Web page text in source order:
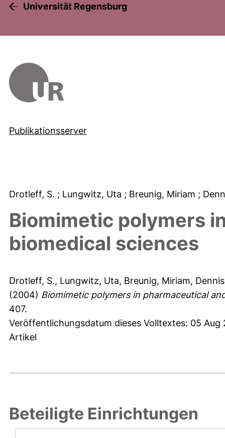
Universität Regensburg
Publikationsserver
Drotleff, S. ; Lungwitz, Uta ; Breunig, Miriam ;
Biomimetic polymers
biomedical sciences
Drotleff, S., Lungwitz, Uta, Breunig, Miriam,
(2004) Biomimetic polymers in pharmaceutical
407.
Veröffentlichungsdatum dieses Volltextes: 05 Aug
Artikel
Beteiligte Einrichtungen